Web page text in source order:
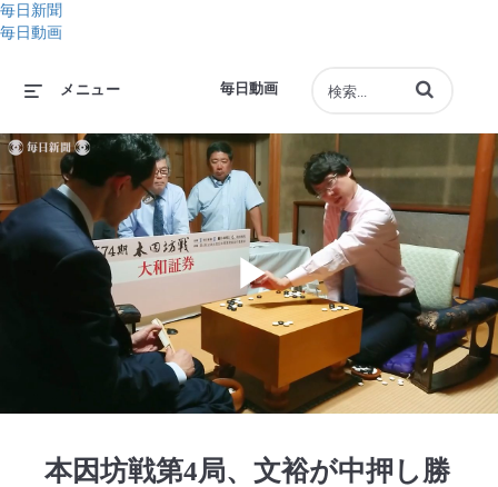
毎日新聞
毎日動画
毎日動画
メニュー 動画の検索語句
Play
本因坊戦第4局、文裕が中押し勝